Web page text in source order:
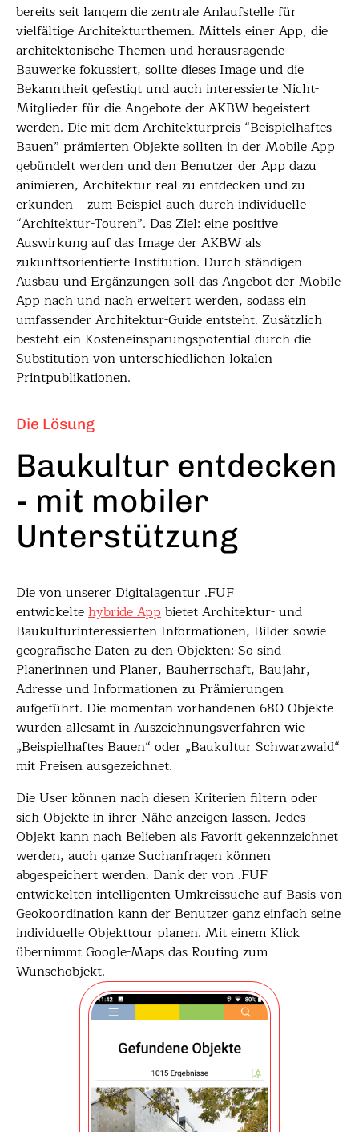
bereits seit langem die zentrale Anlaufstelle für
vielfältige Architekturthemen. Mittels einer App, die
architektonische Themen und herausragende
Bauwerke fokussiert, sollte dieses Image und die
Bekanntheit gefestigt und auch interessierte Nicht-
Mitglieder für die Angebote der AKBW begeistert
werden. Die mit dem Architekturpreis “Beispielhaftes
Bauen” prämierten Objekte sollten in der Mobile App
gebündelt werden und den Benutzer der App dazu
animieren, Architektur real zu entdecken und zu
erkunden – zum Beispiel auch durch individuelle
“Architektur-Touren”. Das Ziel: eine positive
Auswirkung auf das Image der AKBW als
zukunftsorientierte Institution. Durch ständigen
Ausbau und Ergänzungen soll das Angebot der Mobile
App nach und nach erweitert werden, sodass ein
umfassender Architektur-Guide entsteht. Zusätzlich
besteht ein Kosteneinsparungspotential durch die
Substitution von unterschiedlichen lokalen
Printpublikationen.
Die Lösung
Baukultur entdecken
- mit mobiler
Unterstützung
Die von unserer Digitalagentur .FUF
entwickeltehybride Appbietet Architektur- und
Baukulturinteressierten Informationen, Bilder sowie
geografische Daten zu den Objekten: So sind
Planerinnen und Planer, Bauherrschaft, Baujahr,
Adresse und Informationen zu Prämierungen
aufgeführt. Die momentan vorhandenen 680 Objekte
wurden allesamt in Auszeichnungsverfahren wie
„Beispielhaftes Bauen“ oder „Baukultur Schwarzwald“
mit Preisen ausgezeichnet.
Die User können nach diesen Kriterien filtern oder
sich Objekte in ihrer Nähe anzeigen lassen. Jedes
Objekt kann nach Belieben als Favorit gekennzeichnet
werden, auch ganze Suchanfragen können
abgespeichert werden. Dank der von .FUF
entwickelten intelligenten Umkreissuche auf Basis von
Geokoordination kann der Benutzer ganz einfach seine
individuelle Objekttour planen. Mit einem Klick
übernimmt Google-Maps das Routing zum
Wunschobjekt.